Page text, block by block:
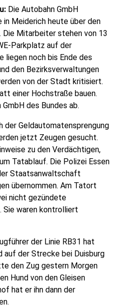
Die Autobahn GmbH
Meiderich heute über den
Die Mitarbeiter stehen von 13
Parkplatz auf der
liegen noch bis Ende des
den Bezirksverwaltungen
von der Stadt kritisiert.
einer Hochstraße bauen.
des Bundes ab.
der Geldautomatensprengung
jetzt Zeugen gesucht.
zu den Verdächtigen,
Tatablauf. Die Polizei Essen
Staatsanwaltschaft
übernommen. Am Tatort
nicht gezündete
Sie waren kontrolliert
der Linie RB31 hat
auf der Strecke bei Duisburg
den Zug gestern Morgen
Hund von den Gleisen
hat er ihn dann der